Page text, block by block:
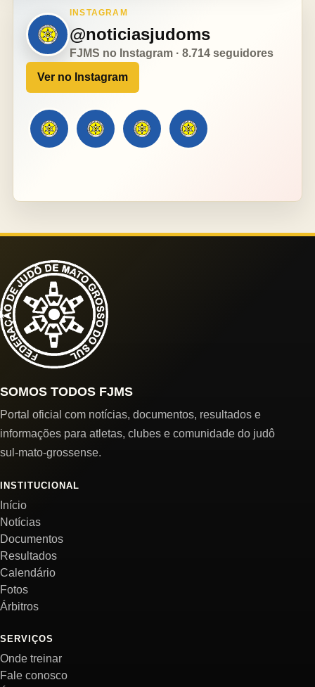
INSTAGRAM
@noticiasjudoms
FJMS no Instagram · 8.714 seguidores
Ver no Instagram
SOMOS TODOS FJMS
Portal oficial com notícias, documentos, resultados e
informações para atletas, clubes e comunidade do judô
sul-mato-grossense.
INSTITUCIONAL
Início
Notícias
Documentos
Resultados
Calendário
Fotos
Árbitros
SERVIÇOS
Onde treinar
Fale conosco